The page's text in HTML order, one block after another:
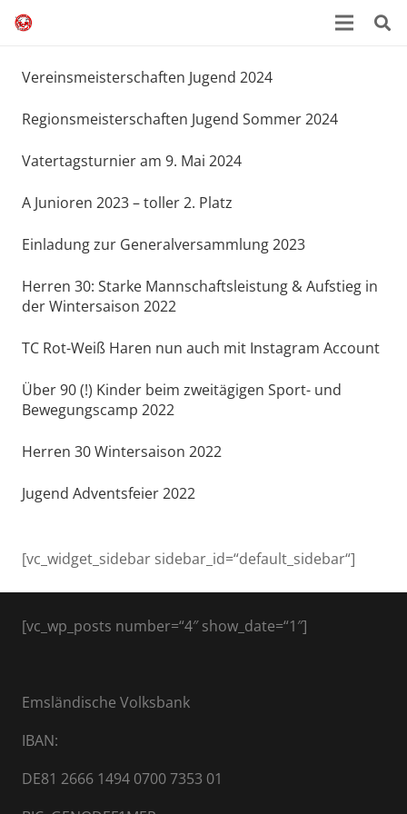
Vereinsmeisterschaften Jugend 2024
Regionsmeisterschaften Jugend Sommer 2024
Vatertagsturnier am 9. Mai 2024
A Junioren 2023 – toller 2. Platz
Einladung zur Generalversammlung 2023
Herren 30: Starke Mannschaftsleistung & Aufstieg in
der Wintersaison 2022
TC Rot-Weiß Haren nun auch mit Instagram Account
Über 90 (!) Kinder beim zweitägigen Sport- und
Bewegungscamp 2022
Herren 30 Wintersaison 2022
Jugend Adventsfeier 2022
[vc_widget_sidebar sidebar_id=“default_sidebar“]
[vc_wp_posts number=“4″ show_date=“1″]
Emsländische Volksbank
IBAN:
DE81 2666 1494 0700 7353 01